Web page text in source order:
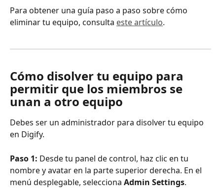
Para obtener una guía paso a paso sobre cómo
eliminar tu equipo, consulta este artículo.
Cómo disolver tu equipo para
permitir que los miembros se
unan a otro equipo
Debes ser un administrador para disolver tu equipo
en Digify.
Paso 1: Desde tu panel de control, haz clic en tu
nombre y avatar en la parte superior derecha. En el
menú desplegable, selecciona Admin Settings.